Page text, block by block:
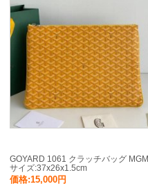
GOYARD 1061 クラッチバッグ MGM
サイズ:37x26x1.5cm
価格:15,000円